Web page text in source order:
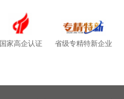
国家高企认证 省级专精特新企业